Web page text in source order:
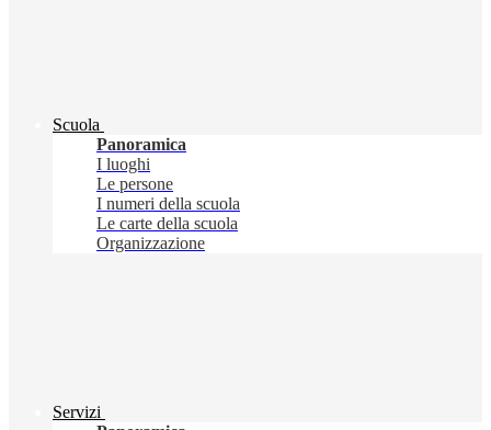
Scuola
Panoramica
I luoghi
Le persone
I numeri della scuola
Le carte della scuola
Organizzazione
Servizi